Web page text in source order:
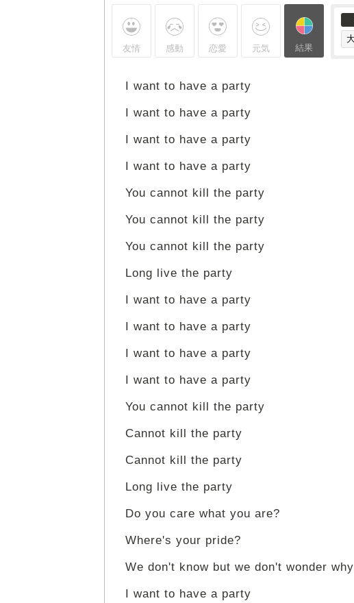
友情 感動 恋愛 元気 結果
I want to have a party
I want to have a party
I want to have a party
I want to have a party
You cannot kill the party
You cannot kill the party
You cannot kill the party
Long live the party
I want to have a party
I want to have a party
I want to have a party
I want to have a party
You cannot kill the party
Cannot kill the party
Cannot kill the party
Long live the party
Do you care what you are?
Where's your pride?
We don't know but we don't wonder why
I want to have a party